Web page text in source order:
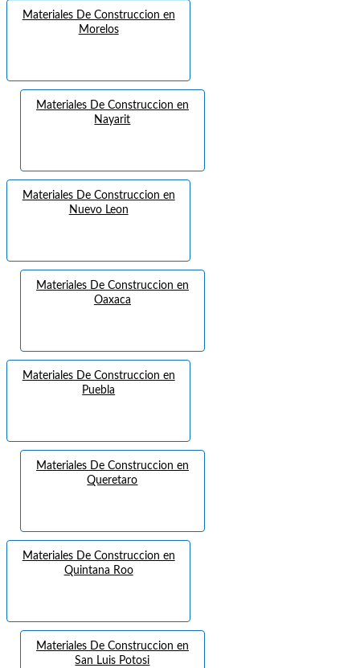
Materiales De Construccion en
Morelos
Materiales De Construccion en
Nayarit
Materiales De Construccion en
Nuevo Leon
Materiales De Construccion en
Oaxaca
Materiales De Construccion en
Puebla
Materiales De Construccion en
Queretaro
Materiales De Construccion en
Quintana Roo
Materiales De Construccion en
San Luis Potosi